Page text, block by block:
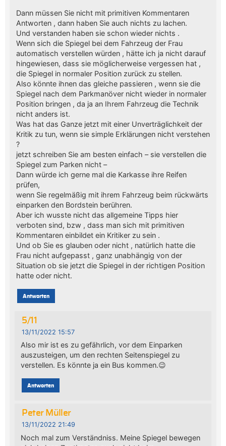
Dann müssen Sie nicht mit primitiven Kommentaren
Antworten , dann haben Sie auch nichts zu lachen.
Und verstanden haben sie schon wieder nichts .
Wenn sich die Spiegel bei dem Fahrzeug der Frau
automatisch verstellen würden , hätte ich ja nicht darauf
hingewiesen, dass sie möglicherweise vergessen hat ,
die Spiegel in normaler Position zurück zu stellen.
Also könnte ihnen das gleiche passieren , wenn sie die
Spiegel nach dem Parkmanöver nicht wieder in normaler
Position bringen , da ja an Ihrem Fahrzeug die Technik
nicht anders ist.
Was hat das Ganze jetzt mit einer Unverträglichkeit der
Kritik zu tun, wenn sie simple Erklärungen nicht verstehen
?
jetzt schreiben Sie am besten einfach – sie verstellen die
Spiegel zum Parken nicht –
Dann würde ich gerne mal die Karkasse ihre Reifen
prüfen,
wenn Sie regelmäßig mit ihrem Fahrzeug beim rückwärts
einparken den Bordstein berühren.
Aber ich wusste nicht das allgemeine Tipps hier
verboten sind, bzw , dass man sich mit primitiven
Kommentaren einbildet ein Kritiker zu sein .
Und ob Sie es glauben oder nicht , natürlich hatte die
Frau nicht aufgepasst , ganz unabhängig von der
Situation ob sie jetzt die Spiegel in der richtigen Position
hatte oder nicht.
Antworten
5/11
13/11/2022 15:57
Also mir ist es zu gefährlich, vor dem Einparken
auszusteigen, um den rechten Seitenspiegel zu
verstellen. Es könnte ja ein Bus kommen.😉
Antworten
Peter Müller
13/11/2022 21:49
Noch mal zum Verständniss. Meine Spiegel bewegen